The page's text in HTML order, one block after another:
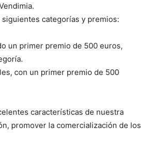
categorías y premios:
un primer premio de 500 euros,
con un primer premio de 500
características de nuestra
promover la comercialización de los